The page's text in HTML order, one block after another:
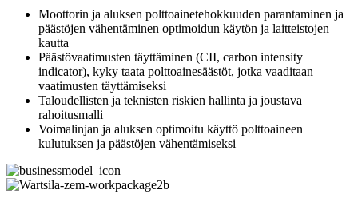
Moottorin ja aluksen polttoainetehokkuuden parantaminen ja
päästöjen vähentäminen optimoidun käytön ja laitteistojen
kautta
Päästövaatimusten täyttäminen (CII, carbon intensity
indicator), kyky taata polttoainesäästöt, jotka vaaditaan
vaatimusten täyttämiseksi
Taloudellisten ja teknisten riskien hallinta ja joustava
rahoitusmalli
Voimalinjan ja aluksen optimoitu käyttö polttoaineen
kulutuksen ja päästöjen vähentämiseksi